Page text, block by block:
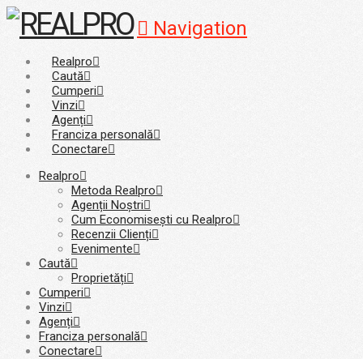
Navigation
Realpro
Caută
Cumperi
Vinzi
Agenți
Franciza personală
Conectare
Realpro
Metoda Realpro
Agenții Noștri
Cum Economisești cu Realpro
Recenzii Clienți
Evenimente
Caută
Proprietăți
Cumperi
Vinzi
Agenți
Franciza personală
Conectare